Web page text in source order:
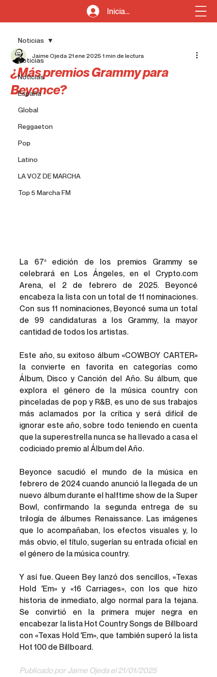
Iniciar sesión
Noticias
Noticias
España
Global
Reggaeton
Pop
Latino
LA VOZ DE MARCHA
Top 5 Marcha FM
Noticias
¿Más premios Grammy para
Beyonce?
Jaime Ojeda 21 ene 2025 1 min de lectura
La 67ª edición de los premios Grammy se
celebrará en Los Ángeles, en el Crypto.com
Arena, el 2 de febrero de 2025. Beyoncé
encabeza la lista con un total de 11 nominaciones.
Con sus 11 nominaciones, Beyoncé suma un total
de 99 candidaturas a los Grammy, la mayor
cantidad de todos los artistas.
Este año, su exitoso álbum «COWBOY CARTER»
la convierte en favorita en categorías como
Álbum, Disco y Canción del Año. Su álbum, que
explora el género de la música country con
pinceladas de pop y R&B, es uno de sus trabajos
más aclamados por la crítica y será difícil de
ignorar este año, sobre todo teniendo en cuenta
que la superestrella nunca se ha llevado a casa el
codiciado premio al Álbum del Año.
Beyonce sacudió el mundo de la música en
febrero de 2024 cuando anunció la llegada de un
nuevo álbum durante el halftime show de la Super
Bowl, confirmando la segunda entrega de su
trilogía de álbumes Renaissance. Las imágenes
que lo acompañaban, los efectos visuales y, lo
más obvio, el título, sugerían su entrada oficial en
el género de la música country.
Y así fue. Queen Bey lanzó dos sencillos, «Texas
Hold 'Em» y «16 Carriages», con los que hizo
historia de inmediato, algo normal para la tejana.
Se convirtió en la primera mujer negra en
encabezar la lista Hot Country Songs de Billboard
con «Texas Hold 'Em», que también superó la lista
Hot 100 de Billboard.
Publicado por Jaime Ojeda el 21/01/2025